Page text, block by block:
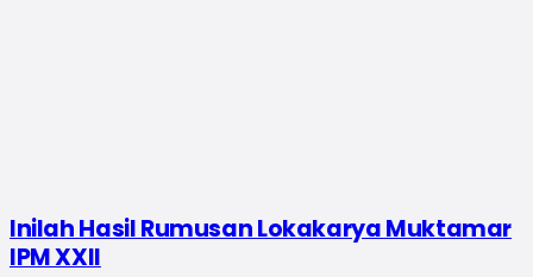
Inilah Hasil Rumusan Lokakarya Muktamar
IPM XXII